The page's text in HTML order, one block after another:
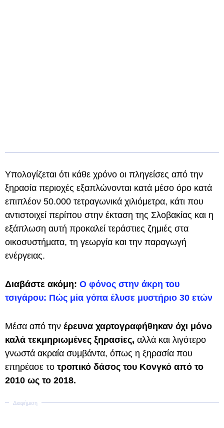
Υπολογίζεται ότι κάθε χρόνο οι πληγείσες από την
ξηρασία περιοχές εξαπλώνονται κατά μέσο όρο κατά
επιπλέον 50.000 τετραγωνικά χιλιόμετρα, κάτι που
αντιστοιχεί περίπου στην έκταση της Σλοβακίας και η
εξάπλωση αυτή προκαλεί τεράστιες ζημιές στα
οικοσυστήματα, τη γεωργία και την παραγωγή
ενέργειας.
Διαβάστε ακόμη: Ο φόνος στην άκρη του
τσιγάρου: Πώς μία γόπα έλυσε μυστήριο 30 ετών
Μέσα από την έρευνα χαρτογραφήθηκαν όχι μόνο
καλά τεκμηριωμένες ξηρασίες, αλλά και λιγότερο
γνωστά ακραία συμβάντα, όπως η ξηρασία που
επηρέασε το τροπικό δάσος του Κονγκό από το
2010 ως το 2018.